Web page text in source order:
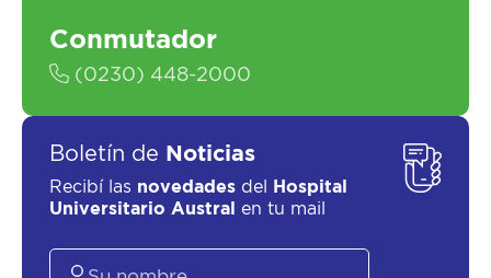
SOLICITAR UN ASESOR
Conmutador
(0230) 448-2000
Boletín de Noticias
Recibí las novedades del
Hospital
Universitario Austral
en tu mail